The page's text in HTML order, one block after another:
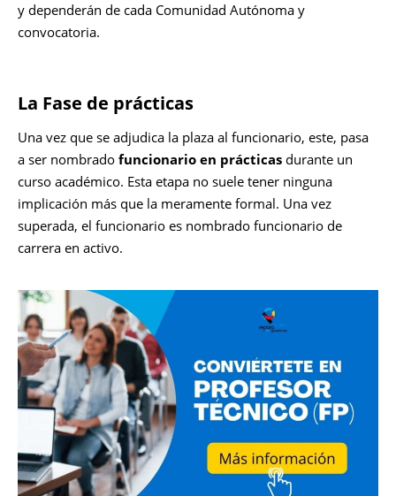
y dependerán de cada Comunidad Autónoma y
convocatoria.
La Fase de prácticas
Una vez que se adjudica la plaza al funcionario, este, pasa
a ser nombrado funcionario en prácticas durante un
curso académico. Esta etapa no suele tener ninguna
implicación más que la meramente formal. Una vez
superada, el funcionario es nombrado funcionario de
carrera en activo.